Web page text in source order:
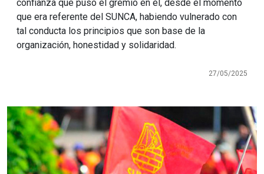
confianza que puso el gremio en él, desde el momento
que era referente del SUNCA, habiendo vulnerado con
tal conducta los principios que son base de la
organización, honestidad y solidaridad.
27/05/2025
Imagen